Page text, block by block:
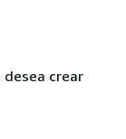
desea crear